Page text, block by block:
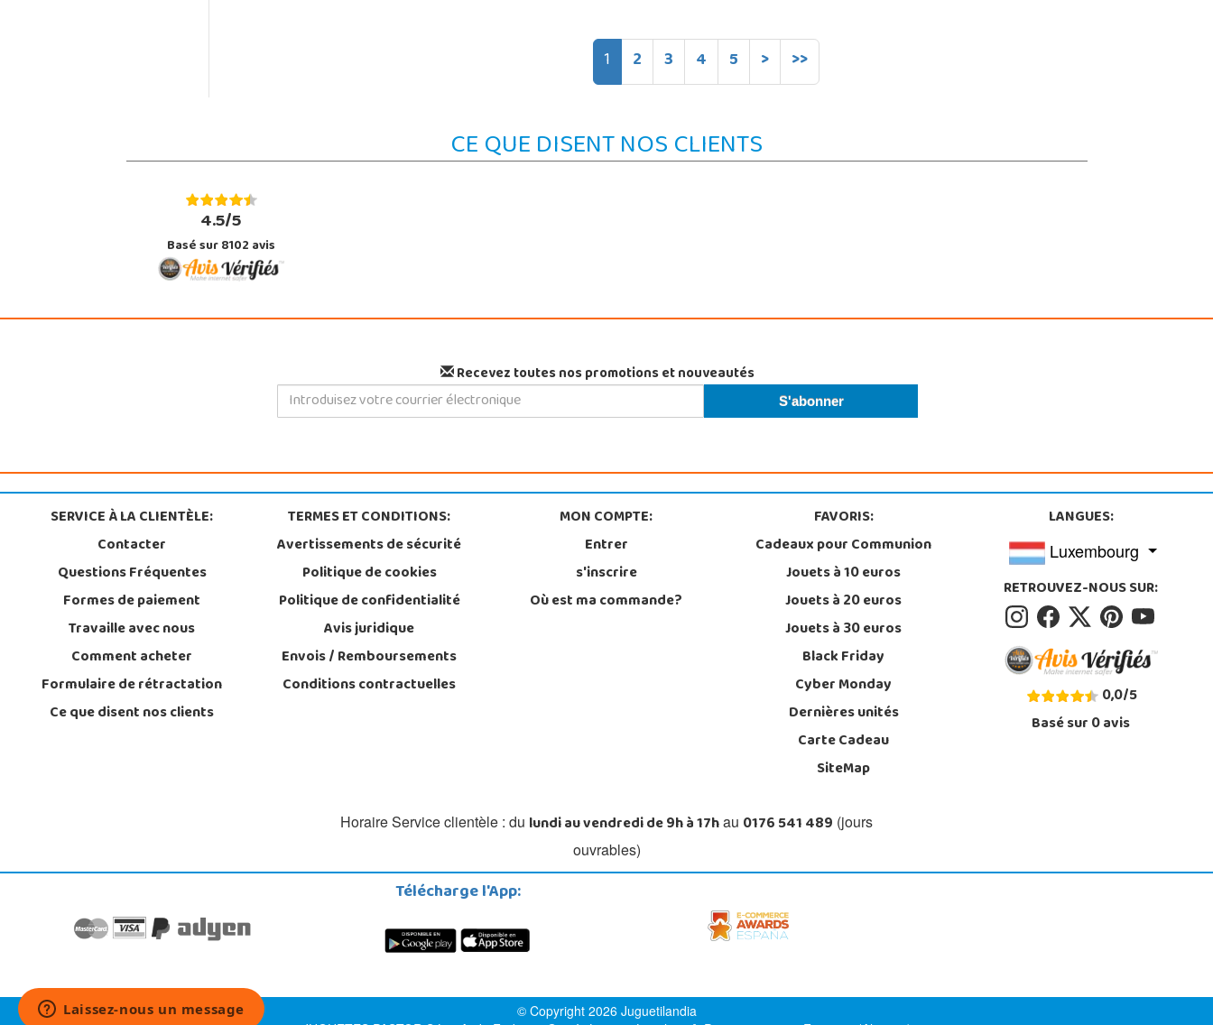
1 2 3 4 5 > >>
CE QUE DISENT NOS CLIENTS
4.5/5
Basé sur 8102 avis
Recevez toutes nos promotions et nouveautés
SERVICE À LA CLIENTÈLE:
Contacter
Questions Fréquentes
Formes de paiement
Travaille avec nous
Comment acheter
Formulaire de rétractation
Ce que disent nos clients
TERMES ET CONDITIONS:
Avertissements de sécurité
Politique de cookies
Politique de confidentialité
Avis juridique
Envois / Remboursements
Conditions contractuelles
MON COMPTE:
Entrer
s'inscrire
Où est ma commande?
FAVORIS:
Cadeaux pour Communion
Jouets à 10 euros
Jouets à 20 euros
Jouets à 30 euros
Black Friday
Cyber Monday
Dernières unités
Carte Cadeau
SiteMap
LANGUES:
Luxembourg
RETROUVEZ-NOUS SUR:
0,0/5
Basé sur0avis
Horaire Service clientèle : du lundi au vendredi de 9h à 17hau 0176 541 489 (jours
ouvrables)
Télécharge l'App:
© Copyright 2026 Juguetilandia